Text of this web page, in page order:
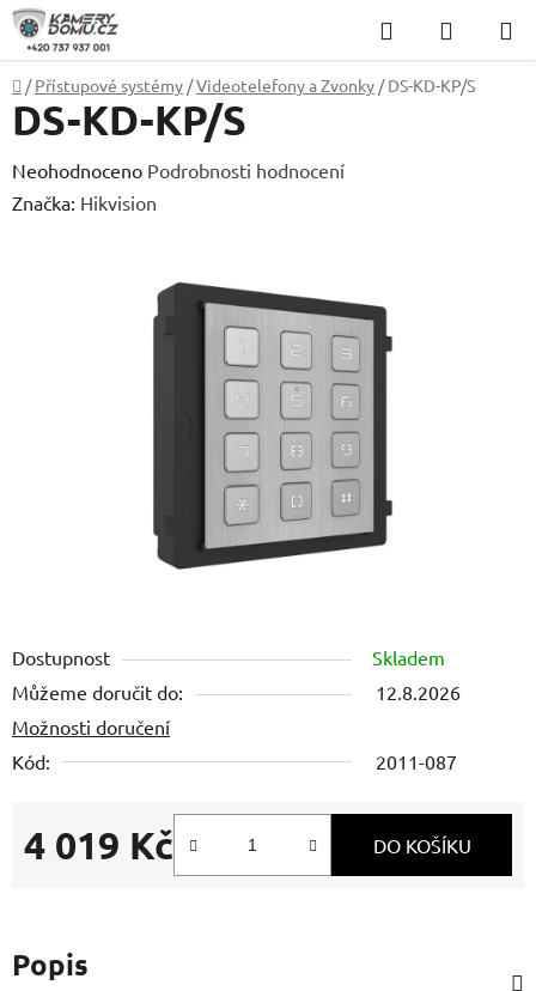
Přejít
obsah
Hledat
KOŠÍK
Domů
/ Přístupové systémy /Videotelefony a Zvonky / DS-KD-KP/S
Dostupnost
Skladem
Můžeme doručit do:
12.8.2026
Možnosti doručení
Kód:
2011-087
4 019 Kč DO KOŠÍKU
DS-KD-KP/S
Průměrné
hodnocení
Neohodnoceno Podrobnosti hodnocení
Značka: Hikvision
Popis